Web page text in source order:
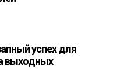
успех для
выходных